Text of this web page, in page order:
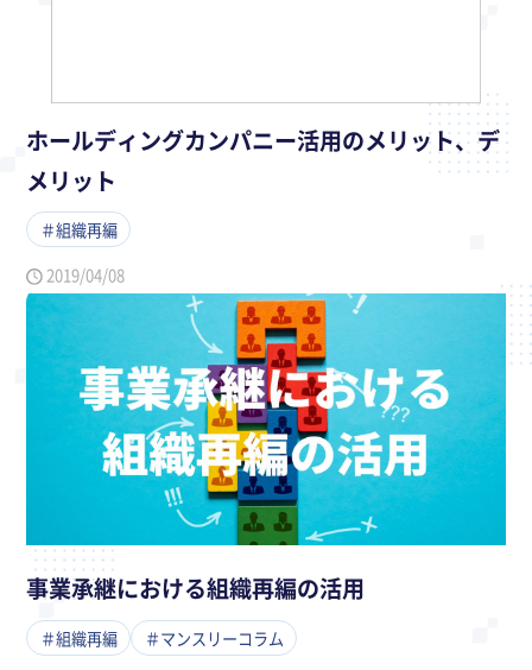
ホールディングカンパニー活用のメリット、デ
メリット
＃組織再編
2019/04/08
事業承継における組織再編の活用
＃組織再編 ＃マンスリーコラム